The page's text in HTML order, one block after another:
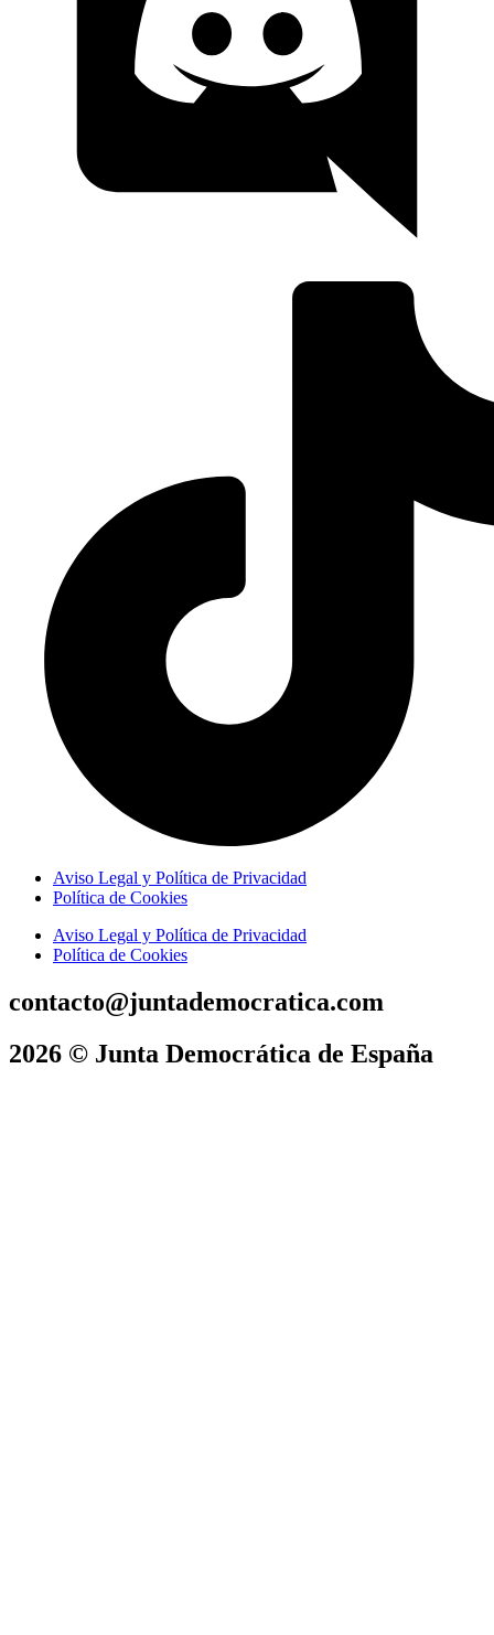
Aviso Legal y Política de Privacidad
Política de Cookies
Aviso Legal y Política de Privacidad
Política de Cookies
contacto@juntademocratica.com
2026 © Junta Democrática de España